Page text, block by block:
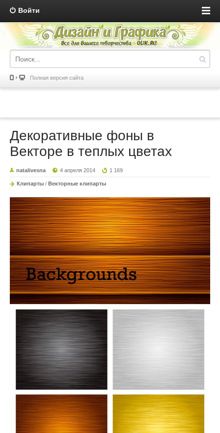
Войти
Полная версия сайта
Декоративные фоны в
Векторе в теплых цветах
natalivesna 4 апреля 2014 1 169
Клипарты / Векторные клипарты